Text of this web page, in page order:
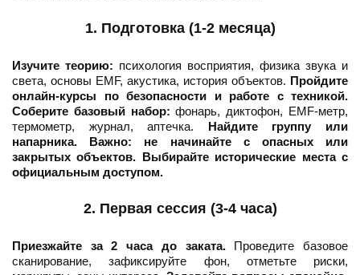
1. Подготовка (1-2 месяца)
Изучите теорию: психология восприятия, физика звука и
света, основы EMF, акустика, история объектов. Пройдите
онлайн-курсы по безопасности и работе с техникой.
Соберите базовый набор: фонарь, диктофон, EMF-метр,
термометр, журнал, аптечка. Найдите группу или
напарника.
Важно: не начинайте с опасных или
закрытых объектов. Выбирайте исторические места с
официальным доступом.
2. Первая сессия (3-4 часа)
Приезжайте за 2 часа до заката.Проведите базовое
сканирование, зафиксируйте фон, отметьте риски,